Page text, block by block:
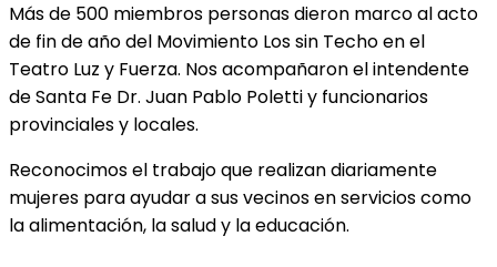
Más de 500 miembros personas dieron marco al acto
de fin de año del Movimiento Los sin Techo en el
Teatro Luz y Fuerza. Nos acompañaron el intendente
de Santa Fe Dr. Juan Pablo Poletti y funcionarios
provinciales y locales.
Reconocimos el trabajo que realizan diariamente
mujeres para ayudar a sus vecinos en servicios como
la alimentación, la salud y la educación.